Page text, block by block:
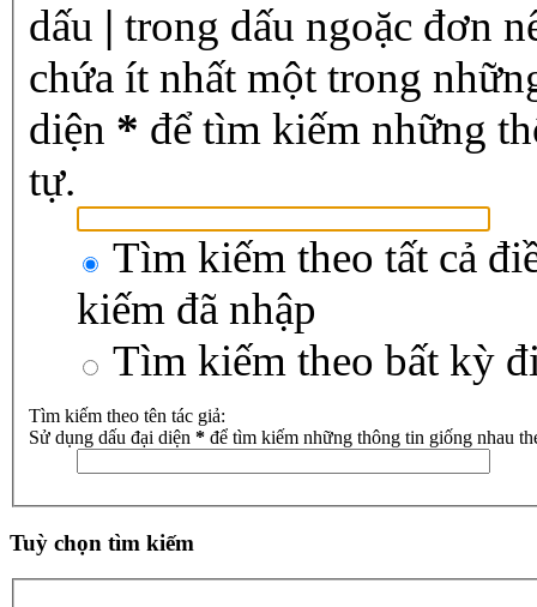
dấu | trong dấu ngoặc đơn
chứa ít nhất một trong
diện * để tìm kiếm những
tự.
Tìm kiếm theo tất cả
kiếm đã nhập
Tìm kiếm theo bất kỳ
Tìm kiếm theo tên tác giả:
Sử dụng dấu đại diện * để tìm kiếm những thông tin giống nhau
Tuỳ chọn tìm kiếm